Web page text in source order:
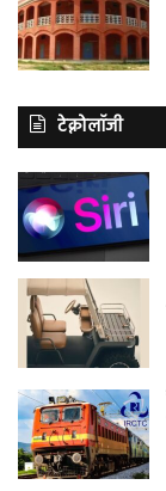
टेक्नोलॉजी